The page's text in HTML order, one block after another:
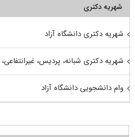
شهریه دکتری
شهریه دکتری دانشگاه آزاد
شهریه دکتری شبانه، پردیس، غیرانتفاعی،
وام دانشجویی دانشگاه آزاد